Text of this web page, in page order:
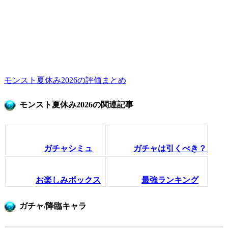
モンスト夏休み2026の評価まとめ
モンスト夏休み2026の関連記事
ガチャシミュ ガチャは引くべき？
お楽しみボックス 最強ランキング
ガチャ/降臨キャラ